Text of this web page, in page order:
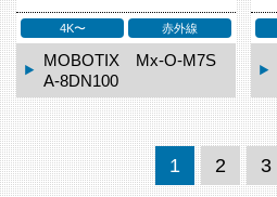
4K〜 赤外線
MOBOTIX Mx-O-M7S
A-8DN100
1 2 3